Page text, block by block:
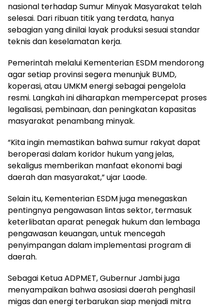
nasional terhadap Sumur Minyak Masyarakat telah
selesai. Dari ribuan titik yang terdata, hanya
sebagian yang dinilai layak produksi sesuai standar
teknis dan keselamatan kerja.
Pemerintah melalui Kementerian ESDM mendorong
agar setiap provinsi segera menunjuk BUMD,
koperasi, atau UMKM energi sebagai pengelola
resmi. Langkah ini diharapkan mempercepat proses
legalisasi, pembinaan, dan peningkatan kapasitas
masyarakat penambang minyak.
“Kita ingin memastikan bahwa sumur rakyat dapat
beroperasi dalam koridor hukum yang jelas,
sekaligus memberikan manfaat ekonomi bagi
daerah dan masyarakat,” ujar Laode.
Selain itu, Kementerian ESDM juga menegaskan
pentingnya pengawasan lintas sektor, termasuk
keterlibatan aparat penegak hukum dan lembaga
pengawasan keuangan, untuk mencegah
penyimpangan dalam implementasi program di
daerah.
Sebagai Ketua ADPMET, Gubernur Jambi juga
menyampaikan bahwa asosiasi daerah penghasil
migas dan energi terbarukan siap menjadi mitra